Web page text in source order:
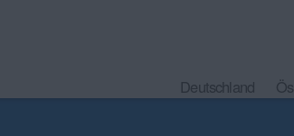
Deutschland